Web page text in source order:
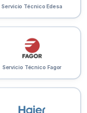
Servicio Técnico Edesa
Servicio Técnico Fagor